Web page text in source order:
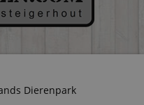
Dierenpark